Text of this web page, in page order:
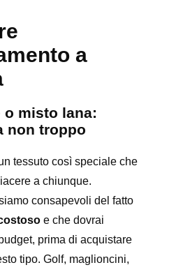
a
o misto lana:
non troppo
tessuto così speciale che
a chiunque.
consapevoli del fatto
e che dovrai
prima di acquistare
tipo. Golf, maglioncini,